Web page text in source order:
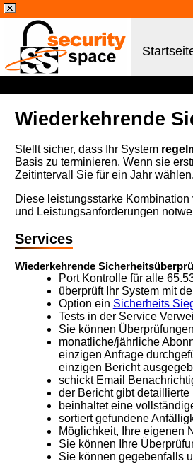
Wiederkehrende
Stellt sicher, dass Ihr System
Basis zu terminieren. Wenn sie
Zeitintervall Sie für ein Jahr
Diese leistungsstarke
und Leistungsanforderungen
Services
Wiederkehrende
Port Kontrolle für alle
überprüft Ihr System mit
Option ein Sicherheits
Tests in der Service
Sie können
monatliche/jährliche
einzigen Anfrage
einzigen Bericht
schickt Email
der Bericht gibt
beinhaltet eine
sortiert gefundene
Möglichkeit, Ihre eigenen
Sie können Ihre
Sie können gegebenfalls